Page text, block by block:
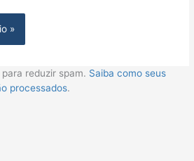
reduzir spam. Saiba como seus
processados.